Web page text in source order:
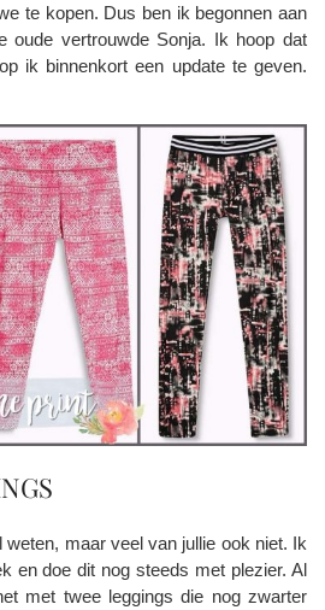
te kopen. Dus ben ik begonnen aan
oude vertrouwde Sonja. Ik hoop dat
ik binnenkort een update te geven.
maar veel van jullie ook niet. Ik
en doe dit nog steeds met plezier. Al
met twee leggings die nog zwarter